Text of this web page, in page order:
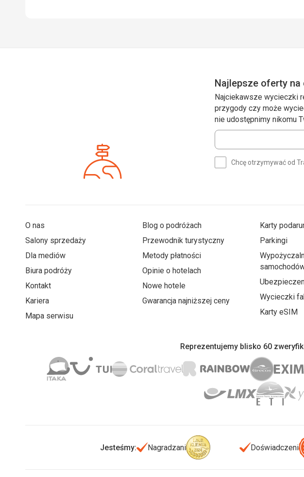
Najlepsze oferty na
Najciekawsze wycieczki
przygody czy może
nie udostępnimy nikomu
Wprowadź
swój
Chcę otrzymywać od
O nas
Salony sprzedaży
Dla mediów
Biura podróży
Kontakt
Kariera
Mapa serwisu
Blog o podróżach
Przewodnik turystyczny
Metody płatności
Opinie o hotelach
Nowe hotele
Gwarancja najniższej ceny
Karty
Parkingi
Wycieczki
Karty eSIM
Reprezentujemy blisko 60
Jesteśmy: Nagradzani Doświadczeni